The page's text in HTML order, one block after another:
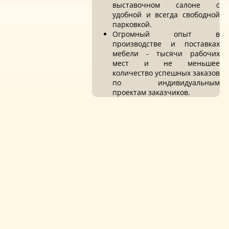
выставочном салоне с
удобной и всегда свободной
парковкой.
Огромный опыт в
производстве и поставках
мебели - тысячи рабочих
мест и не меньшее
количество успешных заказов
по индивидуальным
проектам заказчиков.